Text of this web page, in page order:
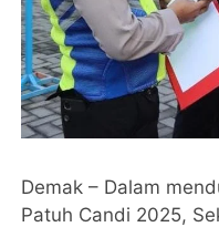
Demak – Dalam
Patuh Candi 2025,